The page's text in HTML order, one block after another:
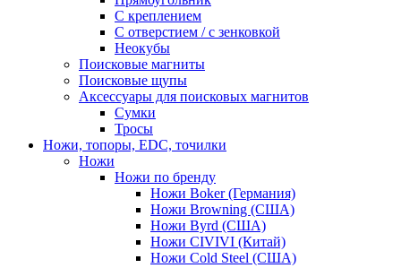
С креплением
С отверстием / с зенковкой
Неокубы
Поисковые магниты
Поисковые щупы
Аксессуары для поисковых магнитов
Сумки
Тросы
Ножи, топоры, EDC, точилки
Ножи
Ножи по бренду
Ножи Boker (Германия)
Ножи Browning (США)
Ножи Byrd (США)
Ножи CIVIVI (Китай)
Ножи Cold Steel (США)